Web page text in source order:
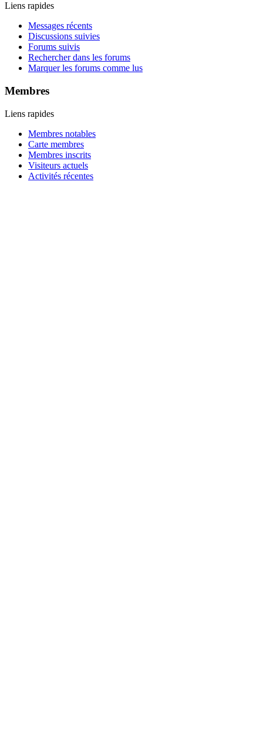
Liens rapides
Messages récents
Discussions suivies
Forums suivis
Rechercher dans les forums
Marquer les forums comme lus
Membres
Liens rapides
Membres notables
Carte membres
Membres inscrits
Visiteurs actuels
Activités récentes